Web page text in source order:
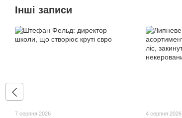
Інші записи
7 серпня 2026 4 серпня 2026